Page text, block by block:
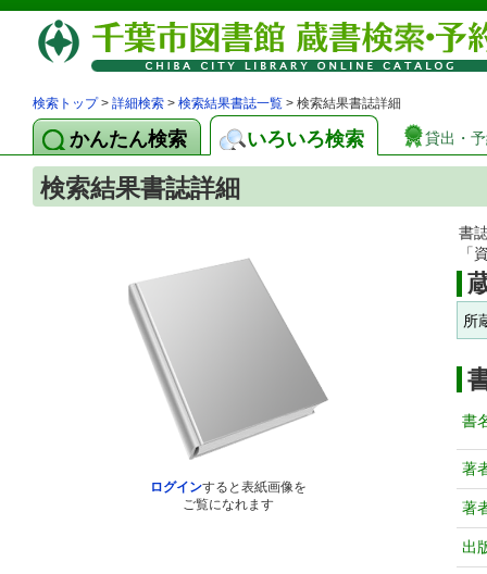
検索トップ> 詳細検索 > 検索結果書誌一覧 > 検索結果書誌詳細
かんたん検索 いろいろ検索 貸出・
検索結果書誌詳細
ログインすると表紙画像を
ご覧になれます
書
「
所
書
著
著
出